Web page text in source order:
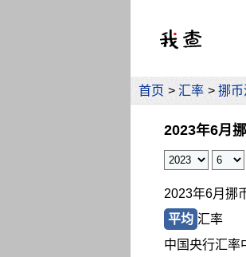
首页 > 汇率 > 挪
2023年6月
2023年6月挪
平均 汇率
中国央行汇率